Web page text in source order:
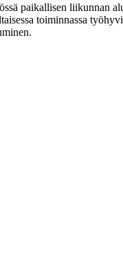
paikallisen liikunnan
toiminnassa